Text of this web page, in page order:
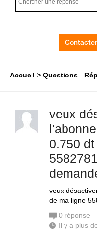
Accueil Questions -
veux
0.750
veux
de ma ligne
0 réponse
Il y a plus